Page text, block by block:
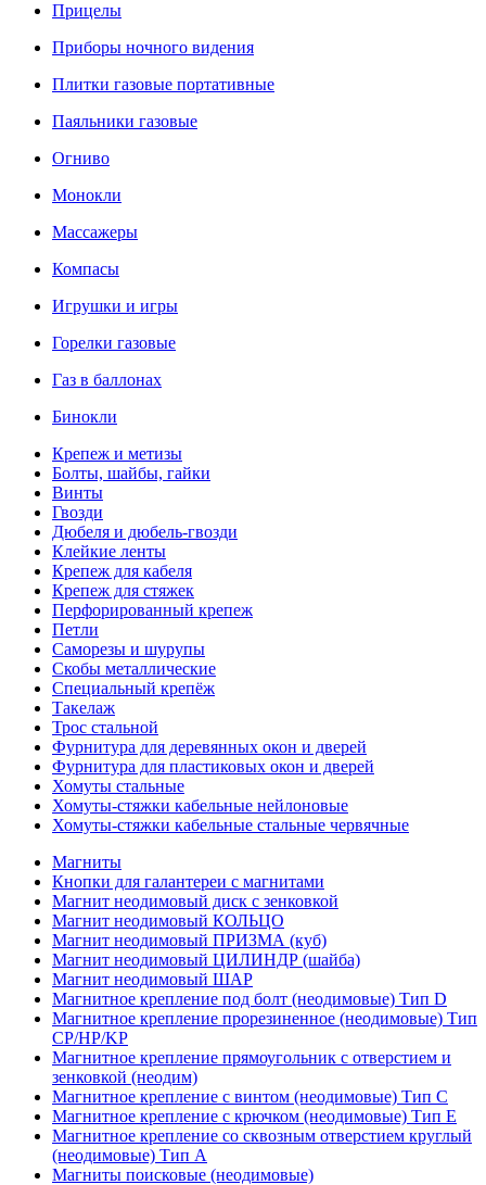
Прицелы
Приборы ночного видения
Плитки газовые портативные
Паяльники газовые
Огниво
Монокли
Массажеры
Компасы
Игрушки и игры
Горелки газовые
Газ в баллонах
Бинокли
Крепеж и метизы
Болты, шайбы, гайки
Винты
Гвозди
Дюбеля и дюбель-гвозди
Клейкие ленты
Крепеж для кабеля
Крепеж для стяжек
Перфорированный крепеж
Петли
Саморезы и шурупы
Скобы металлические
Специальный крепёж
Такелаж
Трос стальной
Фурнитура для деревянных окон и дверей
Фурнитура для пластиковых окон и дверей
Хомуты стальные
Хомуты-стяжки кабельные нейлоновые
Хомуты-стяжки кабельные стальные червячные
Магниты
Кнопки для галантереи с магнитами
Магнит неодимовый диск с зенковкой
Магнит неодимовый КОЛЬЦО
Магнит неодимовый ПРИЗМА (куб)
Магнит неодимовый ЦИЛИНДР (шайба)
Магнит неодимовый ШАР
Магнитное крепление под болт (неодимовые) Тип D
Магнитное крепление прорезиненное (неодимовые) Тип
CP/HP/KP
Магнитное крепление прямоугольник с отверстием и
зенковкой (неодим)
Магнитное крепление с винтом (неодимовые) Тип С
Магнитное крепление с крючком (неодимовые) Тип Е
Магнитное крепление со сквозным отверстием круглый
(неодимовые) Тип А
Магниты поисковые (неодимовые)